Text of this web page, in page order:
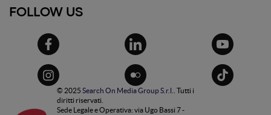
FOLLOW US
© 2025 Search On Media Group S.r.l.
. Tutti i
diritti riservati.
Sede Legale e Operativa: via Ugo Bassi 7 -